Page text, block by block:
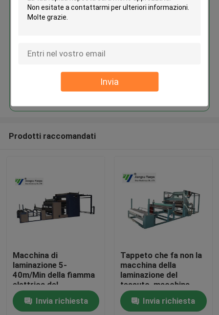
Invia
Casa
Prodotti
Circa noi
Singola larghezza calda laterale
fiamma efficace
Continua
Prodotti raccomandati
Macchina di
laminazione 5-
40m/Min della fiamma
elettrica del
riscaldamento per
bagagli/decorazione
Invia richiesta
Tappeto che fa non la
macchina della
laminazione del
tessuto, macchina
della laminazione di
Eva
Invia richiesta